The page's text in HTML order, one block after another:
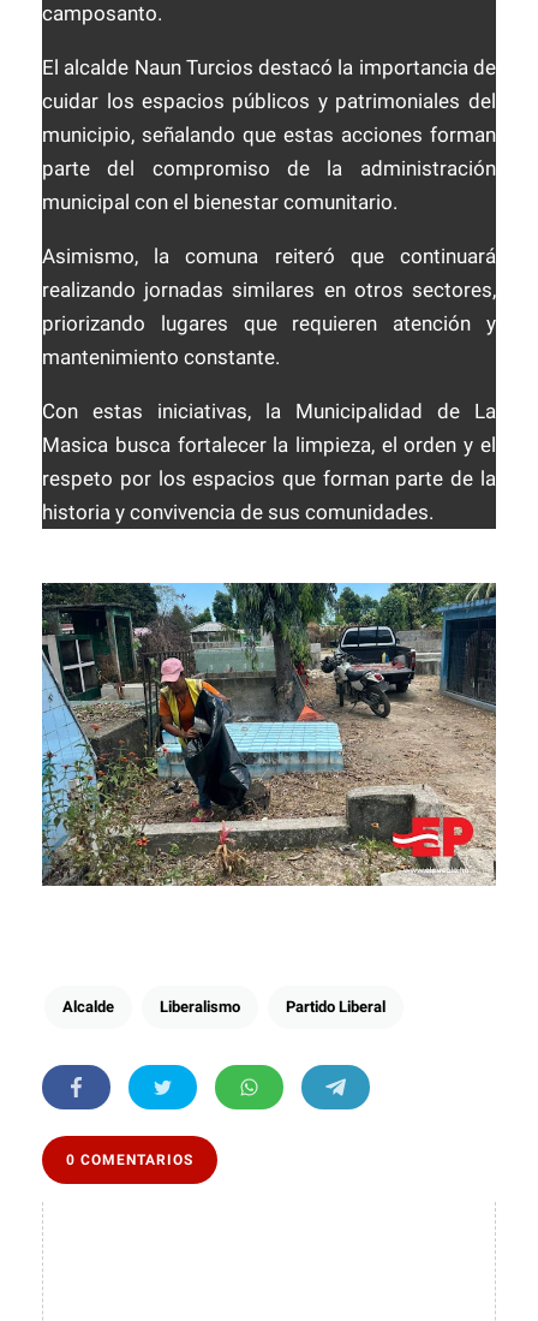
camposanto.
El alcalde Naun Turcios destacó la importancia de
cuidar los espacios públicos y patrimoniales del
municipio, señalando que estas acciones forman
parte del compromiso de la administración
municipal con el bienestar comunitario.
Asimismo, la comuna reiteró que continuará
realizando jornadas similares en otros sectores,
priorizando lugares que requieren atención y
mantenimiento constante.
Con estas iniciativas, la Municipalidad de La
Masica busca fortalecer la limpieza, el orden y el
respeto por los espacios que forman parte de la
historia y convivencia de sus comunidades.
Alcalde Liberalismo Partido Liberal
0 COMENTARIOS